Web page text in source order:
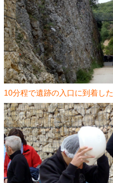
10分程で遺跡の入口に到着した